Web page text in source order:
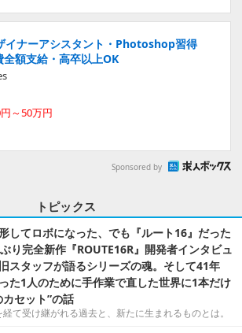
イナーアシスタント・Photoshop習得
全額支給・高卒以上OK
～50万円
Sponsored by
トピックス
してロボになった、でも『ルート16』だった
り完全新作『ROUTE16R』開発者インタビュ
スタッフが語るシリーズの魂。そして41年
た1人のために手作業で直した世界に1本だけ
カセット”の話
て受け継がれる過去と、新たに生まれるものとは。